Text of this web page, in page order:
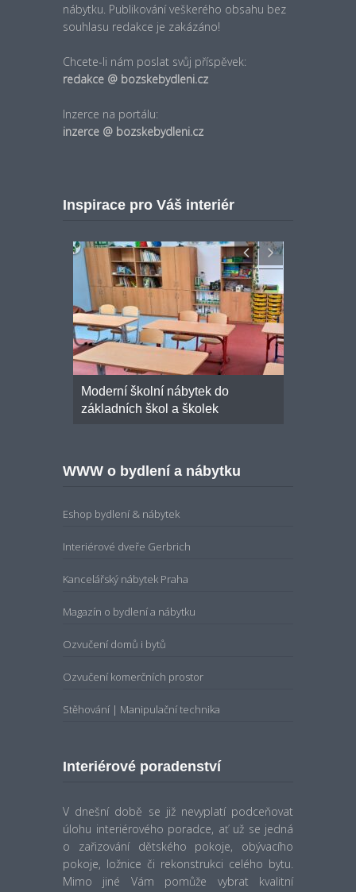
nábytku. Publikování veškerého obsahu bez
souhlasu redakce je zakázáno!
Chcete-li nám poslat svůj příspěvek:
redakce @ bozskebydleni.cz
Inzerce na portálu:
inzerce @ bozskebydleni.cz
Inspirace pro Váš interiér
Hrací nábytek do mateřských škol
úlohu interiérového poradce, ať už se jedná
o zařizování dětského pokoje, obývacího
pokoje, ložnice či rekonstrukci celého bytu.
Mimo jiné Vám pomůže vybrat kvalitní
nábytek v nadčasovém designu, který Vám